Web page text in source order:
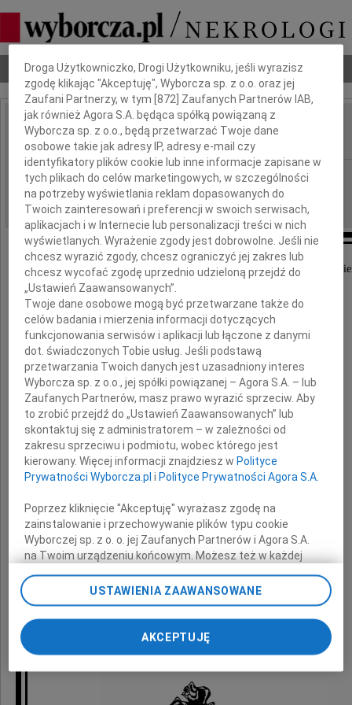
Nekrologi Odeszli Poradnik pogrzebowy
IMIĘ I NAZWISKO: Anna Rekuć
REGION: Olsztyn
DATA EMISJI: 29.10.2010
Z żalem i smutkiem przyjęliśmy informację o
Ani Rekuć
Wyrazy głębokiego współczucia
Rodzinie i bliskim Ani
Składają
Koleżanki i Koledzy
z Euromark Polska S.A.
Można odejść na zawsze, by stale być blisko"
Ks. Jan Twardowski
Dbamy o Twoją prywatność
Droga Użytkowniczko, Drogi Użytkowniku, jeśli wyrazisz
zgodę klikając "Akceptuję", Wyborcza sp. z o.o. oraz jej
Zaufani Partnerzy, w tym [872 ] Zaufanych Partnerów IAB,
jak również Agora S.A. będąca spółką powiązaną z
Wyborcza sp. z o.o., będą przetwarzać Twoje dane
osobowe takie jak adresy IP, adresy e-mail czy
identyfikatory plików cookie lub inne informacje zapisane w
tych plikach do celów marketingowych, w szczególności
na potrzeby wyświetlania reklam dopasowanych do
Twoich zainteresowań i preferencji w swoich serwisach,
aplikacjach i w Internecie lub personalizacji treści w nich
wyświetlanych. Wyrażenie zgody jest dobrowolne. Jeśli nie
chcesz wyrazić zgody, chcesz ograniczyć jej zakres lub
chcesz wycofać zgodę uprzednio udzieloną przejdź do
„Ustawień Zaawansowanych”.
Twoje dane osobowe mogą być przetwarzane także do
celów badania i mierzenia informacji dotyczących
funkcjonowania serwisów i aplikacji lub łączone z danymi
dot. świadczonych Tobie usług. Jeśli podstawą
przetwarzania Twoich danych jest uzasadniony interes
Wyborcza sp. z o.o., jej spółki powiązanej – Agora S.A. – lub
Zaufanych Partnerów, masz prawo wyrazić sprzeciw. Aby
to zrobić przejdź do „Ustawień Zaawansowanych” lub
skontaktuj się z administratorem – w zależności od
zakresu sprzeciwu i podmiotu, wobec którego jest
kierowany. Więcej informacji znajdziesz w Polityce
Prywatności Wyborcza.pl i Polityce Prywatności Agora S.A.
Poprzez kliknięcie "Akceptuję" wyrażasz zgodę na
zainstalowanie i przechowywanie plików typu cookie
Wyborczej sp. z o. o. jej Zaufanych Partnerów i Agora S.A.
na Twoim urządzeniu końcowym. Możesz też w każdej
ponownie wywołując narzędzie do zarządzania Twoimi
preferencjami dot. przetwarzania danych poprzez
odnośnik „Ustawienia prywatności” w stopce serwisu i
przechodząc do sekcji „Ustawienia zaawansowane”.
Zmiana ustawień plików cookie możliwa jest także za
My, nasi Zaufani Partnerzy i Agora S.A. możemy
USTAWIENIA ZAAWANSOWANE
AKCEPTUJĘ